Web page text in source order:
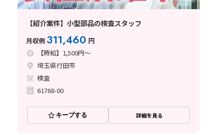
【紹介案件】小型部品の検査スタッフ
月収例 311,460 円
【時給】1,500円～
埼玉県行田市
検査
61768-00
キープする 詳細を見る